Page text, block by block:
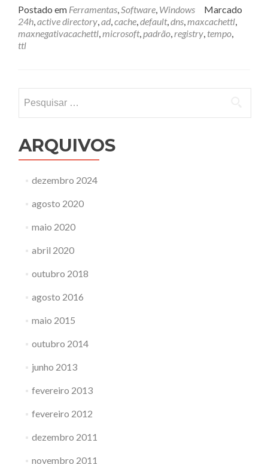
sobreCache
de
registros
Postado em Ferramentas,Software, Windows
Marcado
24h,active directory,ad,cache,default,dns,maxcachettl,
maxnegativacachettl,microsoft,padrão,registry, tempo,
ttl
por:
ARQUIVOS
dezembro 2024
agosto 2020
maio 2020
abril 2020
outubro 2018
agosto 2016
maio 2015
outubro 2014
junho 2013
fevereiro 2013
fevereiro 2012
dezembro 2011
novembro 2011